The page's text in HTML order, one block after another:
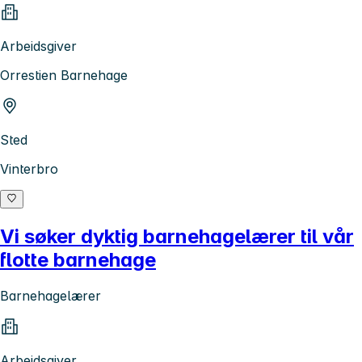
Arbeidsgiver
Orrestien Barnehage
Sted
Vinterbro
Vi søker dyktig barnehagelærer til vår
flotte barnehage
Barnehagelærer